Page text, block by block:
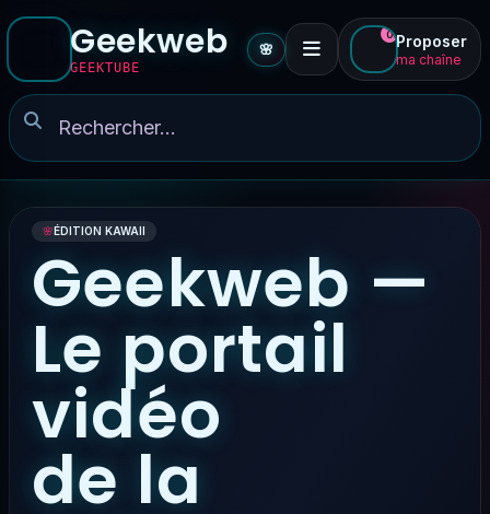
Geekweb
GEEKTUBE
🌸
0 Proposer
ma chaîne
🌸ÉDITION KAWAII
Geekweb —
Le portail
vidéo
de la